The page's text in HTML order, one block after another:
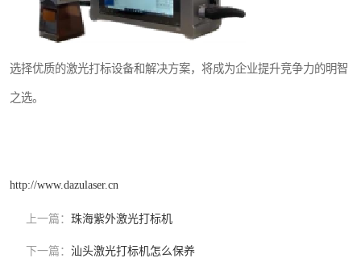
选择优质的激光打标设备和解决方案，将成为企业提升竞争力的明智
之选。
http://www.dazulaser.cn
上一篇： 珠海紫外激光打标机
下一篇： 汕头激光打标机怎么保养